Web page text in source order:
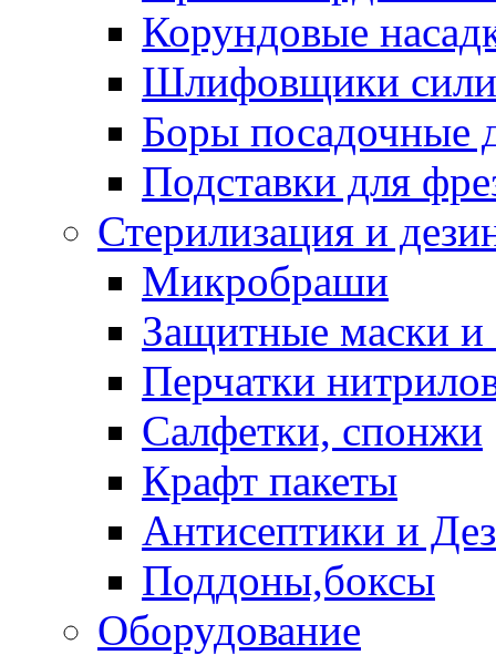
Корундовые
Шлифовщики
Боры посадочные
Подставки для
Стерилизация и
Микробраши
Защитные маски и
Перчатки
Салфетки, спонжи
Крафт пакеты
Антисептики и
Поддоны,боксы
Оборудование